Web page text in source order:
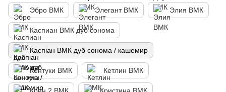
Эбро ВМК Элегант ВМК Элия ВМК
Каспиан ВМК дуб сонома
Каспіан ВМК дуб сонома / кашемир
Кентуки ВМК Кетлин ВМК